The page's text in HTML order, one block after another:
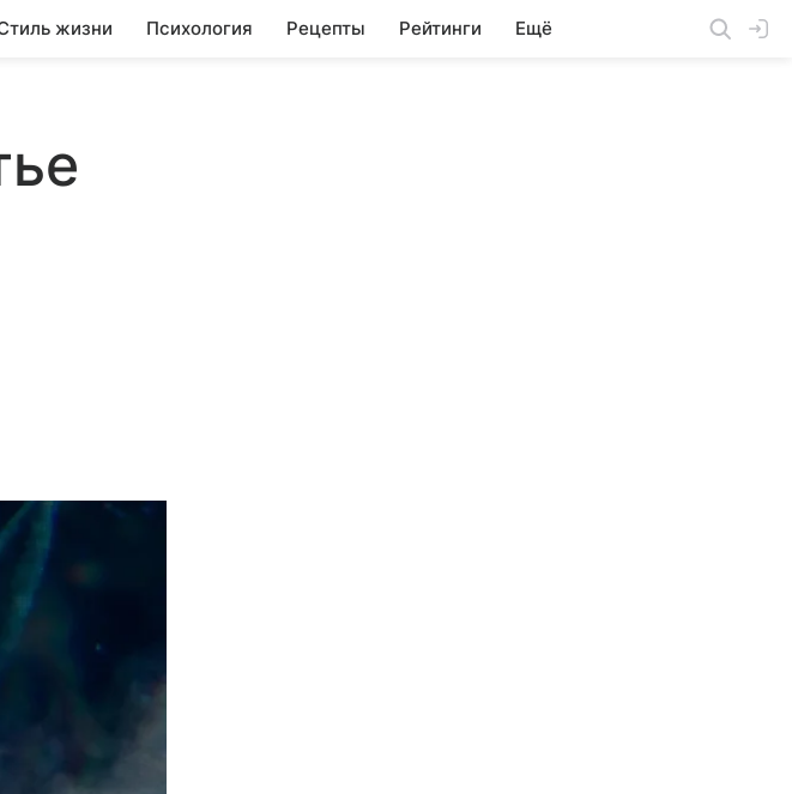
жизни Психология Рецепты Рейтинги Ещё